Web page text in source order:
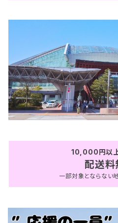
10,000円以
配送料
一部対象とならない